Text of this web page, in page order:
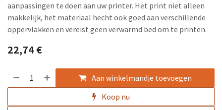
aanpassingen te doen aan uw printer. Het print niet alleen
makkelijk, het materiaal hecht ook goed aan verschillende
oppervlakken en vereist geen verwarmd bed om te printen.
22,74€
Aan winkelmandje toevoegen
Koop nu